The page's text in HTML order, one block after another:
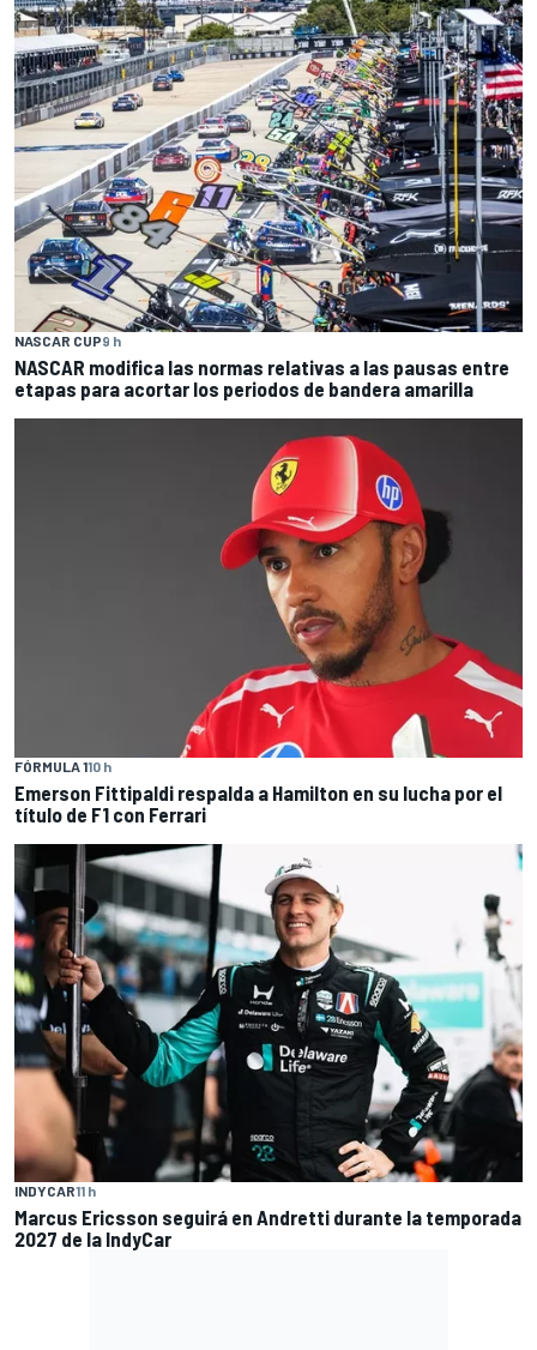
NASCAR CUP9 h
NASCAR modifica las normas relativas a las pausas entre
etapas para acortar los periodos de bandera amarilla
FÓRMULA 110 h
Emerson Fittipaldi respalda a Hamilton en su lucha por el
título de F1 con Ferrari
INDYCAR11 h
Marcus Ericsson seguirá en Andretti durante la temporada
2027 de la IndyCar